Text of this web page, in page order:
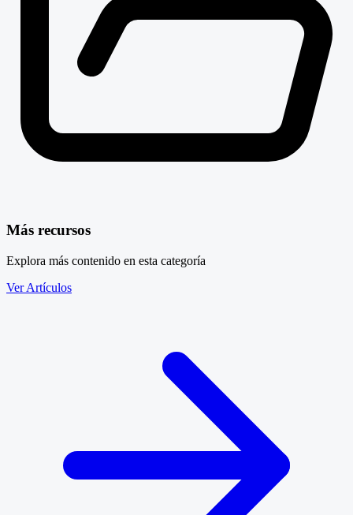
Más recursos
Explora más contenido en esta categoría
Ver Artículos